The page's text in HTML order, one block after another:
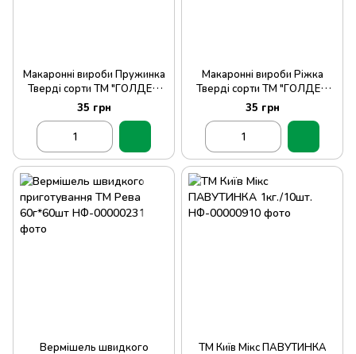
Макаронні вироби Пружинка
Тверді сорти ТМ "ГОЛДЕН
ПАСТА"400гр.
35 грн
Макаронні вироби Ріжка
Тверді сорти ТМ "ГОЛДЕН
ПАСТА"400гр.
35 грн
Вермішель швидкого ТМ Київ Мікс ПАВУТИНКА